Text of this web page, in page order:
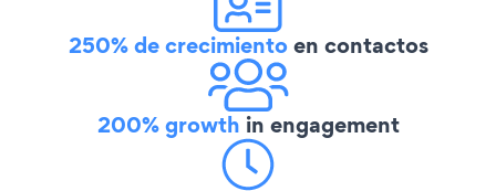
250% de crecimientoen contactos
200% growth in engagement